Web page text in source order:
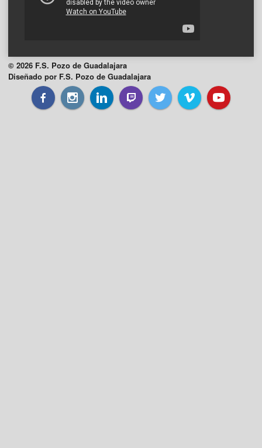
© 2026 F.S. Pozo de Guadalajara
Diseñado por F.S. Pozo de Guadalajara